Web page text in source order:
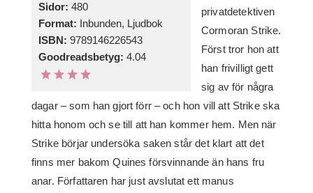
Sidor: 480
Format: Inbunden, Ljudbok
ISBN: 9789146226543
Goodreadsbetyg: 4.04
privatdetektiven
Cormoran Strike.
Först tror hon att
han frivilligt gett
sig av för några
dagar – som han gjort förr – och hon vill att Strike ska
hitta honom och se till att han kommer hem. Men när
Strike börjar undersöka saken står det klart att det
finns mer bakom Quines försvinnande än hans fru
anar. Författaren har just avslutat ett manus